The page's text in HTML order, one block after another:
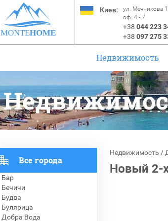
MONTEHOME
Киев:
ул. Мечникова
оф. 4 - 7
+38 044 223
+38 097 275
Недвижимость
Все города
Бар
Бечичи
Будва
Булярица
Добра Вода
Недвижимость /
Новый 2-